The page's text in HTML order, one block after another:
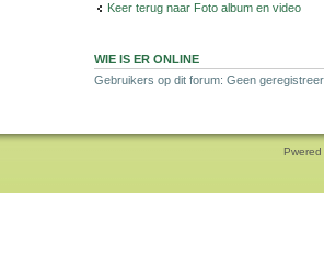
Keer terug naar Foto album en video
WIE IS ER ONLINE
Gebruikers op dit forum: Geen